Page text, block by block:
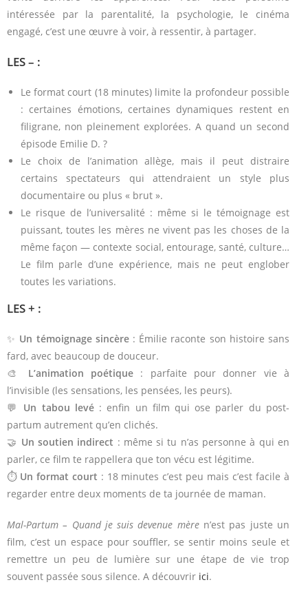
intéressée par la parentalité, la psychologie, le cinéma
engagé, c’est une œuvre à voir, à ressentir, à partager.
LES – :
Le format court (18 minutes) limite la profondeur possible
: certaines émotions, certaines dynamiques restent en
filigrane, non pleinement explorées. A quand un second
épisode Emilie D. ?
Le choix de l’animation allège, mais il peut distraire
certains spectateurs qui attendraient un style plus
documentaire ou plus « brut ».
Le risque de l’universalité : même si le témoignage est
puissant, toutes les mères ne vivent pas les choses de la
même façon — contexte social, entourage, santé, culture…
Le film parle d’une expérience, mais ne peut englober
toutes les variations.
LES + :
✨ Un témoignage sincère: Émilie raconte son histoire sans
fard, avec beaucoup de douceur.
🎨 L’animation poétique: parfaite pour donner vie à
l’invisible (les sensations, les pensées, les peurs).
💬 Un tabou levé: enfin un film qui ose parler du post-
partum autrement qu’en clichés.
🤝 Un soutien indirect : même si tu n’as personne à qui en
parler, ce film te rappellera que ton vécu est légitime.
⏱️ Un format court : 18 minutes c’est peu mais c’est facile à
regarder entre deux moments de ta journée de maman.
Mal-Partum – Quand je suis devenue mèren’est pas juste un
film, c’est un espace pour souffler, se sentir moins seule et
remettre un peu de lumière sur une étape de vie trop
souvent passée sous silence. A découvrir ici.